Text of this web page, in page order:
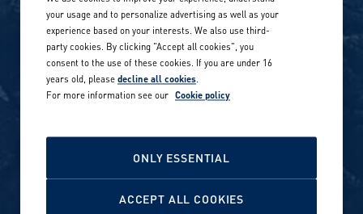
Our locations globally
Career stories
Careers in sports
Privacy Policy
Site terms
Cookie Policy
your usage and to personalize advertising as well as your
experience based on your interests. We also use third-
party cookies. By clicking "Accept all cookies", you
consent to the use of these cookies. If you are under 16
years old, pleasedecline all cookies.
For more information see our Cookie policy
ONLY ESSENTIAL
ACCEPT ALL COOKIES